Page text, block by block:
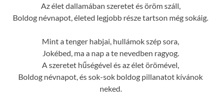
Az élet dallamában szeretet és öröm száll,
Boldog névnapot, életed legjobb része tartson még sokáig.
Mint a tenger habjai, hullámok szép sora,
Jokébed, ma a nap a te nevedben ragyog.
A szeretet hűségével és az élet örömével,
Boldog névnapot, és sok-sok boldog pillanatot kívánok
neked.